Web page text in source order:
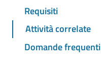
Requisiti
Attività correlate
Domande frequenti